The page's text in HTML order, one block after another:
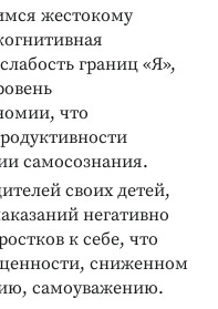
жестокому
границ «Я»,
что
самосознания.
своих детей,
негативно
к себе, что
сниженном
самоуважению.